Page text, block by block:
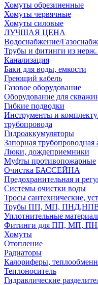
Хомуты обрезиненные
Хомуты червячные
Хомуты силовые
ЛУЧШАЯ ЦЕНА
Водоснабжение/
Трубы и фитинги из нерж.
Канализация
Баки для воды, емкости
Греющий кабель
Газовое оборудование
Оборудование для
Гибкие подводки
Инструменты и
трубопровода
Гидроаккумуляторы
Запорная трубопроводная
Люки, дождеприемники
Муфты противопожарные
Очистка БАССЕЙНА
Предохранительная и
Системы очистки воды
Тросы сантехнические,
Трубы ПП, МП,
Уплотнительные
Фитинги для ПП, МП,
Хомуты
Отопление
Радиаторы
Калориферы,
Теплоноситель
Гидравлические